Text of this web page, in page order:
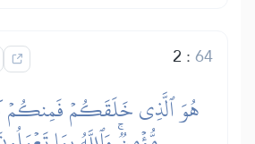
2 :64
هُوَ ٱلَّذِي خَلَقَكُمۡ فَمِنكُمۡ